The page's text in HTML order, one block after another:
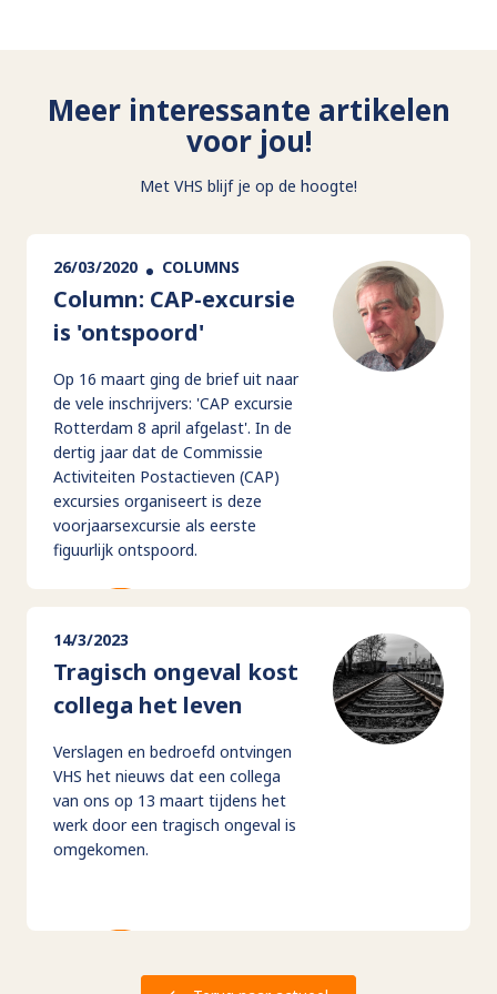
Meer interessante artikelen
voor jou!
Met VHS blijf je op de hoogte!
26/03/2020 COLUMNS
Column: CAP-excursie
is 'ontspoord'
Op 16 maart ging de brief uit naar
de vele inschrijvers: 'CAP excursie
Rotterdam 8 april afgelast'. In de
dertig jaar dat de Commissie
Activiteiten Postactieven (CAP)
excursies organiseert is deze
voorjaarsexcursie als eerste
figuurlijk ontspoord.
14/3/2023
Tragisch ongeval kost
collega het leven
Verslagen en bedroefd ontvingen
VHS het nieuws dat een collega
van ons op 13 maart tijdens het
werk door een tragisch ongeval is
omgekomen.